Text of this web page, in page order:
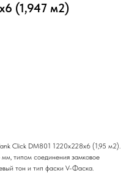
(1,947 м2)
Click DM801 1220x228x6 (1,95 м2).
типом соединения замковое
тон и тип фаски V-Фаска.